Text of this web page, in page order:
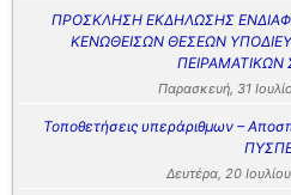
ΠΡΟΣΚΛΗΣΗ ΕΚΔΗΛΩΣΗΣ
ΚΕΝΩΘΕΙΣΩΝ ΘΕΣΕΩΝ
ΠΕΙΡΑΜΑΤΙΚΩΝ
Παρασκευή, 31
Τοποθετήσεις υπεράριθμων –
Δευτέρα, 20